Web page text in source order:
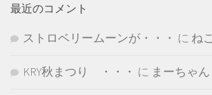
最近のコメント
ストロベリームーンが・・・ に ね
KRY秋まつり ・・・ に まーちゃん